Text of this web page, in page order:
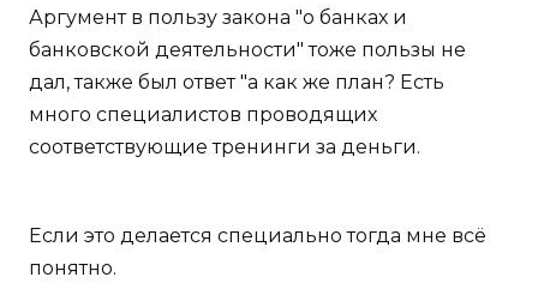
Аргумент в пользу закона "о банках и
банковской деятельности" тоже пользы не
дал, также был ответ "а как же план? Есть
много специалистов проводящих
соответствующие тренинги за деньги.
Если это делается специально тогда мне всё
понятно.